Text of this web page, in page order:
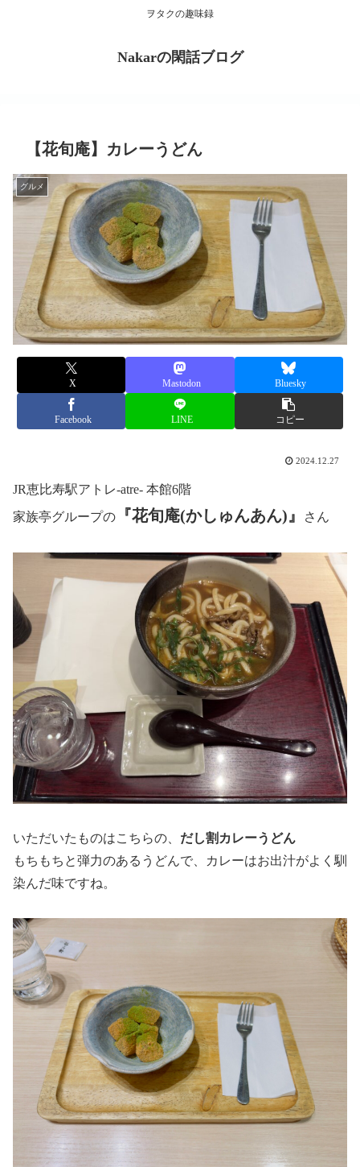
ヲタクの趣味録
Nakarの閑話ブログ
【花旬庵】カレーうどん
グルメ
X Mastodon Bluesky
Facebook LINE コピー
2024.12.27
JR恵比寿駅アトレ-atre- 本館6階
家族亭グループの
『花旬庵(かしゅんあん)』 さん
いただいたものはこちらの、 だし割カレーうどん
もちもちと弾力のあるうどんで、カレーはお出汁がよく馴
染んだ味ですね。